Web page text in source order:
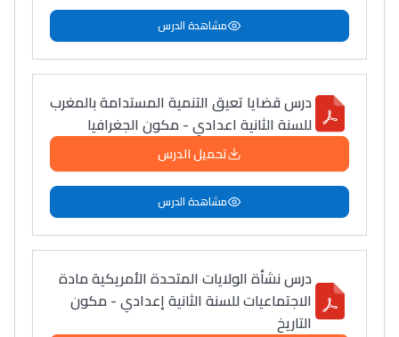
مشاهدة الدرس
درس قضايا تعيق التنمية المستدامة بالمغرب
للسنة الثانية اعدادي - مكون الجغرافيا
تحميل الدرس
مشاهدة الدرس
درس نشأة الولايات المتحدة الأمريكية مادة
الاجتماعيات للسنة الثانية إعدادي - مكون
التاريخ